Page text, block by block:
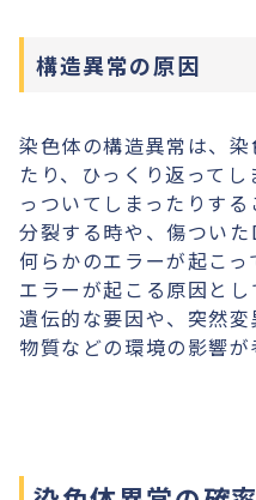
構造異常の原因
染色体の構造異常は、
たり、ひっくり返って
っついてしまったりす
分裂する時や、傷ついた
何らかのエラーが起こっ
エラーが起こる原因と
遺伝的な要因や、突然
物質などの環境の影響が